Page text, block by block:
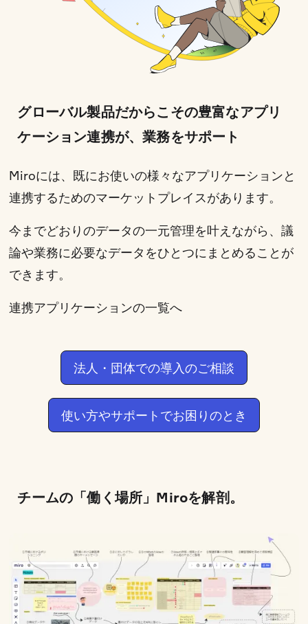
グローバル製品だからこその豊富なアプリ
ケーション連携が、業務をサポート
Miroには、既にお使いの様々なアプリケーションと
連携するためのマーケットプレイスがあります。
今までどおりのデータの一元管理を叶えながら、議
論や業務に必要なデータをひとつにまとめることが
できます。
連携アプリケーションの一覧へ
法人・団体での導入のご相談
使い方やサポートでお困りのとき
チームの「働く場所」Miroを解剖。